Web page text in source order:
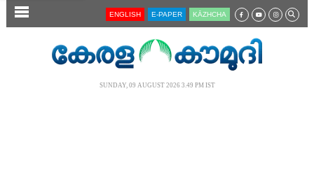
SECTIONS ENGLISH E-PAPER KĀZHCHA
SUNDAY, 09 AUGUST 2026 3.49 PM IST